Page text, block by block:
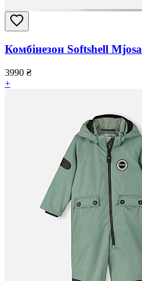
Комбінезон Softshell Mjosa
3990 ₴
+